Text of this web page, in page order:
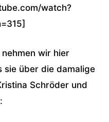
watch?
wir hier
sie über die damalige
Schröder und